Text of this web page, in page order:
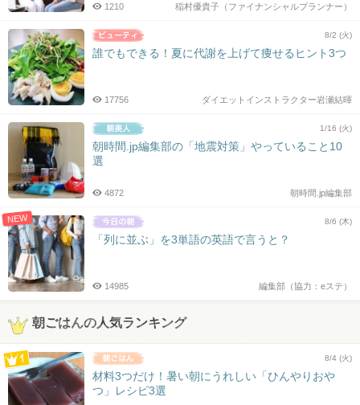
稲村優貴子（ファイナンシャルプランナー）
1210
8/2 (火)
誰でもできる！夏に代謝を上げて痩せるヒント3つ
ダイエットインストラクター岩瀬結暉
17756
1/16 (火)
朝時間.jp編集部の「地震対策」やっていること10
選
朝時間.jp編集部
4872
NEW 8/6 (木)
「列に並ぶ」を3単語の英語で言うと？
編集部（協力：eステ）
14985
朝ごはんの人気ランキング
8/4 (火)
材料3つだけ！暑い朝にうれしい「ひんやりおや
つ」レシピ3選